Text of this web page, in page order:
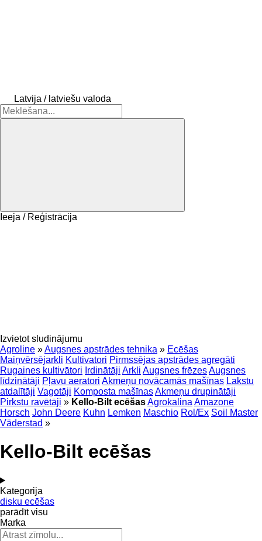
Latvija / latviešu valoda
Ieeja / Reģistrācija
Izvietot sludinājumu
Agroline »Augsnes apstrādes tehnika » Ecēšas
Maiņvērsējarkli Kultivatori Pirmssējas apstrādes agregāti
Rugaines kultivātori Irdinātāji Arkli Augsnes frēzesAugsnes
līdzinātāji Pļavu aeratori Akmeņu novācamās mašīnas Lakstu
atdalītāji Vagotāji Komposta mašīnasAkmeņu drupinātāji
Pirkstu ravētāji » Kello-Bilt ecēšasAgrokalina Amazone
Horsch John Deere Kuhn Lemken Maschio Rol/Ex Soil Master
Väderstad »
Kello-Bilt ecēšas
Kategorija
disku ecēšas
parādīt visu
Marka